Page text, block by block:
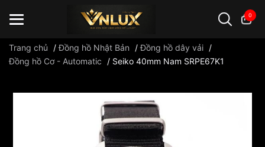
0
Trang chủ /Đồng hồ Nhật Bản /Đồng hồ dây vải /
Đồng hồ Cơ - Automatic
/ Seiko 40mm Nam SRPE67K1